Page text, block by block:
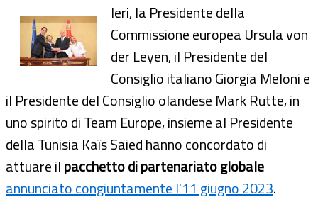
Ieri, la Presidente della
Commissione europea Ursula von
der Leyen, il Presidente del
Consiglio italiano Giorgia Meloni e
il Presidente del Consiglio olandese Mark Rutte, in
uno spirito di Team Europe, insieme al Presidente
della Tunisia Kaïs Saied hanno concordato di
attuare ilpacchetto di partenariato globale
annunciato congiuntamente l'11 giugno 2023.